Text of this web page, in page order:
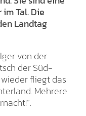
Tal. Die
Landtag
von der
der Süd-
fliegt das
Mehrere